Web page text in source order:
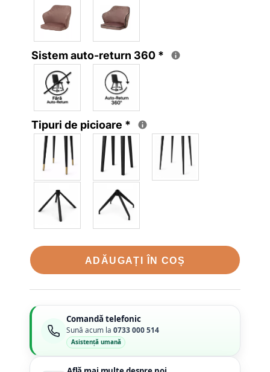
Sistem auto-return 360 *
Tipuri de picioare *
ADĂUGAȚI ÎN COȘ
Comandă telefonic
Sună acum la0733 000 514
Asistență umană